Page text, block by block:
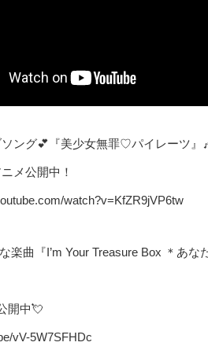
ソング💕『美少女無罪♡パイレーツ』
メ公開中！
watch?v=KfZR9jVP6tw
楽曲『I’m Your Treasure Box ＊あ
開中💘
vV-5W7SFHDc